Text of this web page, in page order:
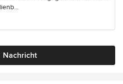
Nachricht